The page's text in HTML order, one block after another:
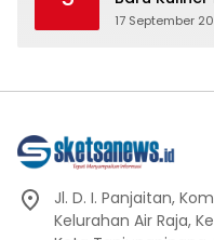
17 September
Jl. D. I. Panjaitan,
Kelurahan Air Raja,